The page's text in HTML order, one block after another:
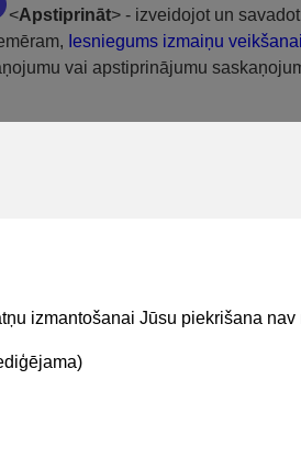
izmantošanai Jūsu piekrišana nav
<Apstiprināt> - izveidojot un
Iesniegums izmaiņu
vai apstiprinājumu